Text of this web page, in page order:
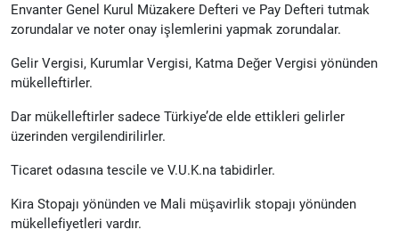
Envanter Genel Kurul Müzakere Defteri ve Pay Defteri tutmak
zorundalar ve noter onay işlemlerini yapmak zorundalar.
Gelir Vergisi, Kurumlar Vergisi, Katma Değer Vergisi yönünden
mükelleftirler.
Dar mükelleftirler sadece Türkiye’de elde ettikleri gelirler
üzerinden vergilendirilirler.
Ticaret odasına tescile ve V.U.K.na tabidirler.
Kira Stopajı yönünden ve Mali müşavirlik stopajı yönünden
mükellefiyetleri vardır.